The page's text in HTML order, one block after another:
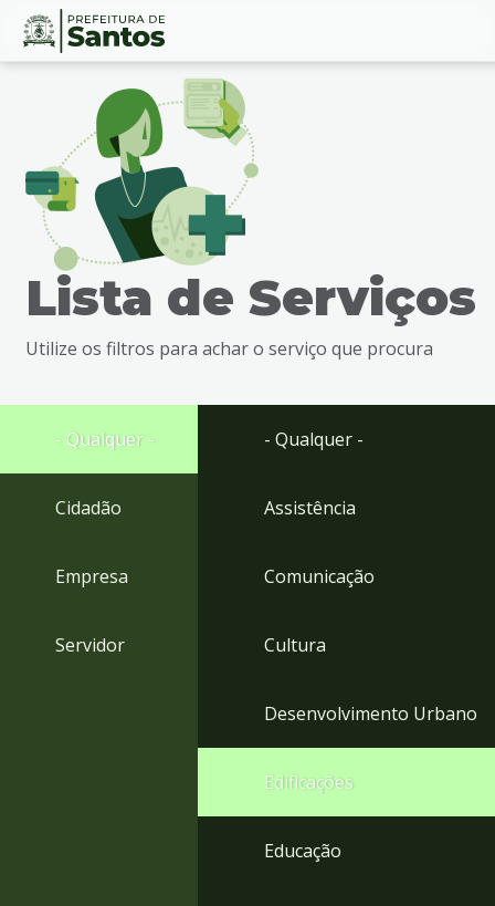
Ir
busca
Ir
rodapé
Conteúdo
Lista de Serviços
Utilize os filtros para achar o serviço que procura
- Qualquer -
Cidadão
Empresa
Servidor
- Qualquer -
Assistência
Comunicação
Cultura
Desenvolvimento Urbano
Edificações
Educação